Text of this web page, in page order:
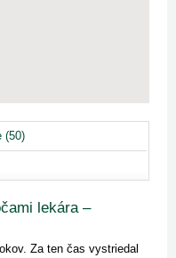
(50)
lekára –
Za ten čas vystriedal